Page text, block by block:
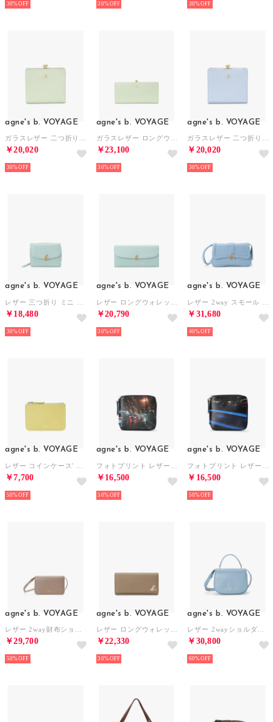
30% 30% 30%
agne's b. VOYAGE
￥20,020
30%
agne's b. VOYAGE
￥23,100
30%
agne's b. VOYAGE
￥20,020
30%
agne's b. VOYAGE
￥18,480
30%
agne's b. VOYAGE
￥20,790
30%
agne's b. VOYAGE
￥31,680
40%
agne's b. VOYAGE
￥7,700
50%
agne's b. VOYAGE
￥16,500
50%
agne's b. VOYAGE
￥16,500
50%
agne's b. VOYAGE
￥29,700
50%
agne's b. VOYAGE
￥22,330
30%
agne's b. VOYAGE
￥30,800
60%